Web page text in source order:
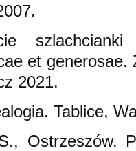
szlachcianki
et generosae.
2021.
Tablice,
Ostrzeszów.